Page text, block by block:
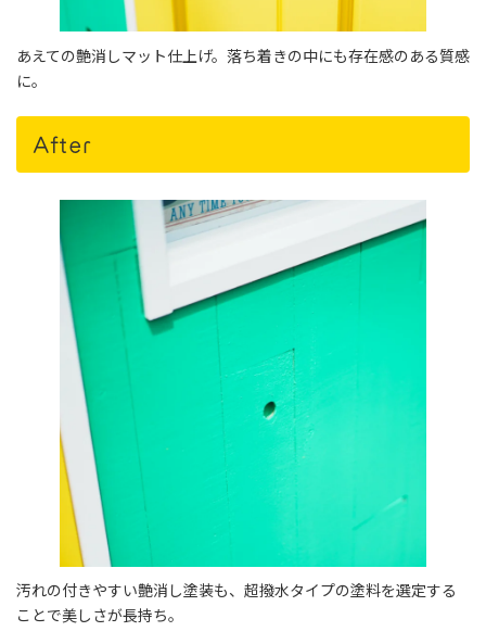
あえての艶消しマット仕上げ。落ち着きの中にも存在感のある質感
に。
After
汚れの付きやすい艶消し塗装も、超撥水タイプの塗料を選定する
ことで美しさが長持ち。